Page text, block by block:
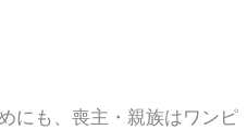
にも、喪主・親族はワンピ